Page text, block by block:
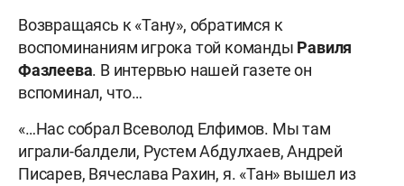
Возвращаясь к «Тану», обратимся к
воспоминаниям игрока той команды Равиля
Фазлеева. В интервью нашей газете он
вспоминал, что…
«…Нас собрал Всеволод Елфимов. Мы там
играли-балдели, Рустем Абдулхаев, Андрей
Писарев, Вячеслава Рахин, я. «Тан» вышел из